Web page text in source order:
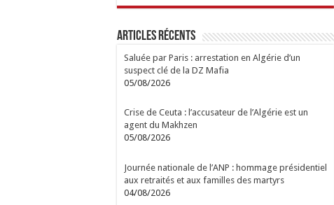
Articles Récents
Saluée par Paris : arrestation en Algérie d’un
suspect clé de la DZ Mafia
05/08/2026
Crise de Ceuta : l’accusateur de l’Algérie est un
agent du Makhzen
05/08/2026
Journée nationale de l’ANP : hommage présidentiel
aux retraités et aux familles des martyrs
04/08/2026